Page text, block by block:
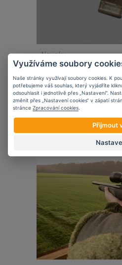
Novinky
Edgar Sherman
2023
Využíváme soubory
Naše stránky využívají soubory cookies. K
potřebujeme váš souhlas, který vyjádříte
odsouhlasit i jednotlivě přes „Nastavení“.
změnit přes „Nastavení cookies“ v zápatí
stránce Zpracování cookies
Přijmout